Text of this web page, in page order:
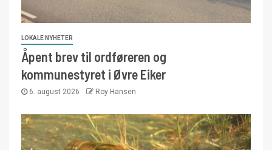
LOKALE NYHETER
Åpent brev til ordføreren og
kommunestyret i Øvre Eiker
6. august 2026 Roy Hansen